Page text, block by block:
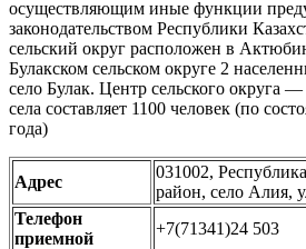
осуществляющим иные функции
законодательством Республики
сельский округ расположен в
Булакском сельском округе 2
село Булак. Центр сельского округа
села составляет 1100 человек (по
года)
Адрес
031002,
район, село Алия,
Телефон
приемной
+7(71341)24 503